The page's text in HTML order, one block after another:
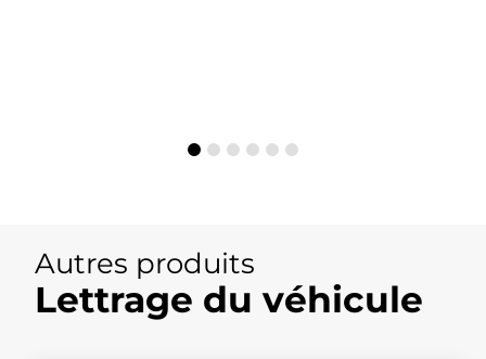
Autres produits
Lettrage du véhicule